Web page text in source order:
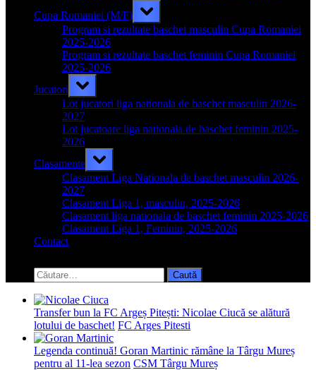
Cupa Romaniei (M/F)
Toggle
sub-
menu
Program si rezultate baschet masculin Cupa Romaniei
2025-2026
Program si rezultate baschet feminin Cupa Romaniei
2025-2026
Jucatori
Toggle
sub-
menu
Lot jucatori liga nationala de baschet masculin 2026-
2027
Lot jucatoare liga nationala de baschet feminin 2025-
2026
Clasamente
Toggle
sub-
menu
Clasament Liga Nationala de baschet masculin 2026-
2027
Clasament Liga 1, masculin, 2025-2026
Clasament liga nationala de baschet feminin 2025-2026
Clasament Liga 1, Feminin, 2025-2026
Contact
search
form
Caută
după:
Transfer bun la FC Argeș Pitești: Nicolae Ciucă se alătură
lotului de baschet! FC Arges Pitesti
Legenda continuă! Goran Martinic rămâne la Târgu Mureș
pentru al 11-lea sezon CSM Târgu Mureș